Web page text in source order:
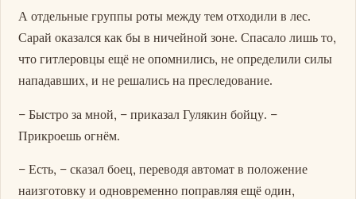
А отдельные группы роты между тем отходили в лес.
Сарай оказался как бы в ничейной зоне. Спасало лишь то,
что гитлеровцы ещё не опомнились, не определили силы
нападавших, и не решались на преследование.
– Быстро за мной, – приказал Гулякин бойцу. –
Прикроешь огнём.
– Есть, – сказал боец, переводя автомат в положение
наизготовку и одновременно поправляя ещё один,